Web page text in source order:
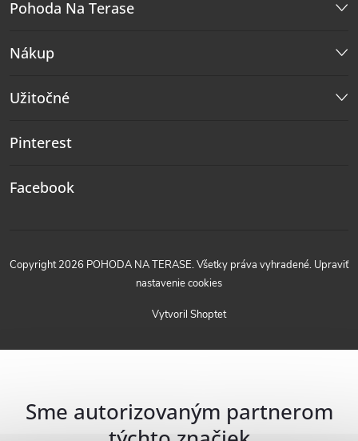
Pohoda Na Terase
Nákup
Užitočné
Pinterest
Facebook
Vytvoril Shoptet
Copyright 2026 POHODA NA TERASE. Všetky práva vyhradené. Upraviť
nastavenie cookies
Sme autorizovaným partnerom